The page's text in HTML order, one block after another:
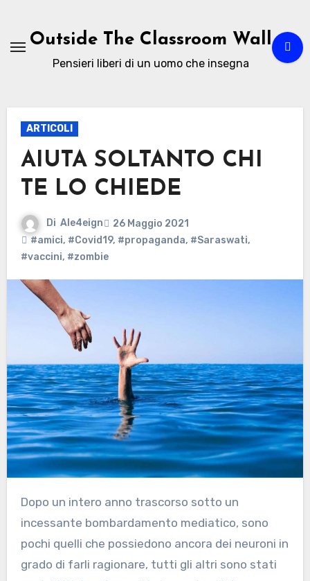
contenutoOutside The Classroom Wall
Pensieri liberi di un uomo che insegna
ARTICOLI
AIUTA SOLTANTO CHI
TE LO CHIEDE
Di Ale4eign
26 Maggio 2021
#amici, #Covid19, #propaganda, #Saraswati,
#vaccini, #zombie
Dopo un intero anno trascorso sotto un
incessante bombardamento mediatico, sono
pochi quelli che possiedono ancora dei neuroni in
grado di farli ragionare, tutti gli altri sono stati